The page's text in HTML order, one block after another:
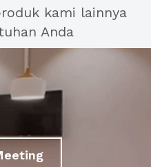
kami lainnya
Anda